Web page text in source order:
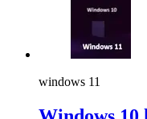
windows 11